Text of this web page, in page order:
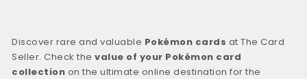
Discover rare and valuable Pokémon cards at The Card
Seller. Check thevalue of your Pokémon card
collection on the ultimate online destination for the